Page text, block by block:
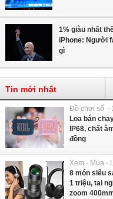
1% giàu nhất
iPhone: Người
gì
Tin mới nhất
Đồ chơi số -
Loa bán
IP68, chất
đồng
Xem - Mua -
8 món siêu
1 triệu, tai
zoom